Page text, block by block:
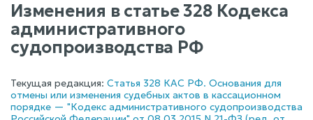
Изменения в статье 328 Кодекса
административного
судопроизводства РФ
Текущая редакция: Статья 328 КАС РФ. Основания для
отмены или изменения судебных актов в кассационном
порядке — "Кодекс административного судопроизводства